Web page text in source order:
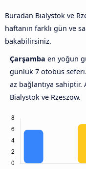
Buradan Bialystok ve
haftanın farklı gün ve
bakabilirsiniz.
Çarşamba en yoğun
günlük 7 otobüs seferi.
az bağlantıya
Bialystok ve Rzeszow.